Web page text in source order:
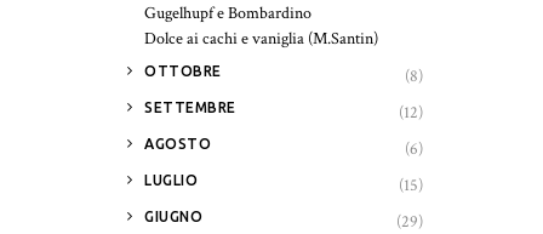
Gugelhupf e Bombardino
Dolce ai cachi e vaniglia (M.Santin)
► OTTOBRE (8)
► SETTEMBRE (12)
► AGOSTO (6)
► LUGLIO (15)
► GIUGNO (29)